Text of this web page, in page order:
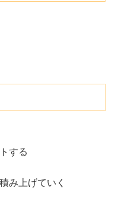
する
み上げていく